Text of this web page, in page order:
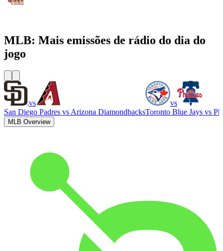
MLB: Mais emissões de rádio do dia do
jogo
vs
San Diego Padres vs Arizona Diamondbacks
vs
Toronto Blue Jays vs
MLB Overview